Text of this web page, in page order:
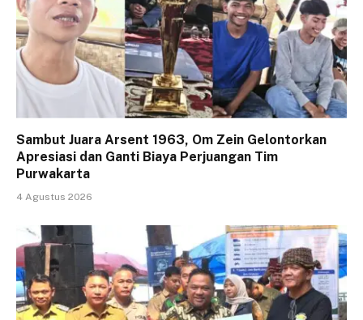
Sambut Juara Arsent 1963, Om Zein Gelontorkan
Apresiasi dan Ganti Biaya Perjuangan Tim
Purwakarta
4 Agustus 2026